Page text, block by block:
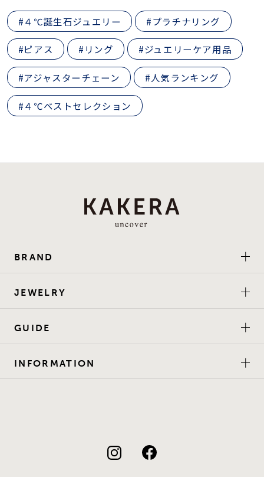
#４℃誕生石ジュエリー #プラチナリング
#ピアス #リング #ジュエリーケア用品
#アジャスターチェーン #人気ランキング
#４℃ベストセレクション
BRAND
JEWELRY
GUIDE
INFORMATION